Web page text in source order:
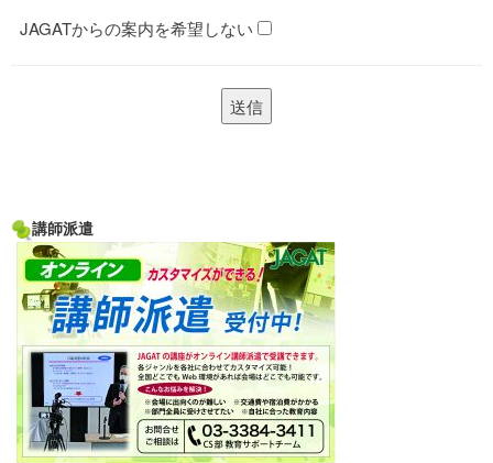
JAGATからの案内を希望しない
講師派遣